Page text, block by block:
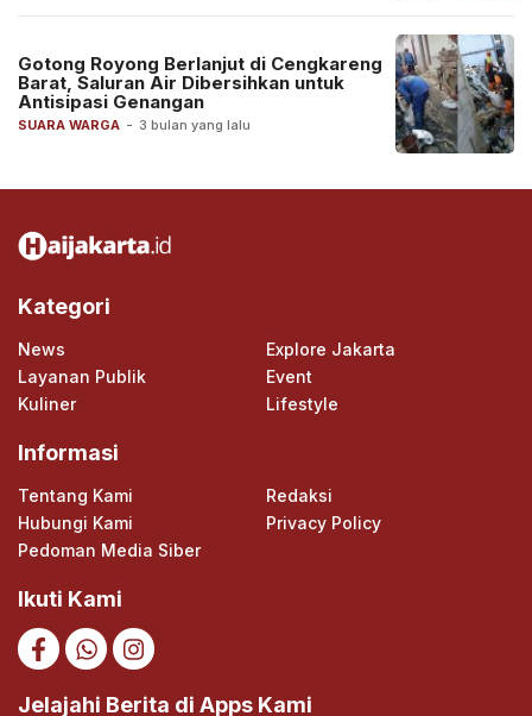
SUARA WARGA - 3 bulan yang lalu
Gotong Royong Berlanjut di Cengkareng
Barat, Saluran Air Dibersihkan untuk
Antisipasi Genangan
Kategori
News
Explore Jakarta
Layanan Publik
Event
Kuliner
Lifestyle
Informasi
Tentang Kami
Redaksi
Hubungi Kami
Privacy Policy
Pedoman Media Siber
Ikuti Kami
Jelajahi Berita di Apps Kami